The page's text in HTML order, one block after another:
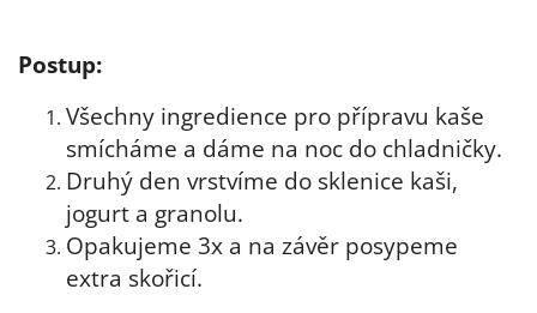
Postup:
Všechny ingredience pro přípravu kaše
smícháme a dáme na noc do chladničky.
Druhý den vrstvíme do sklenice kaši,
jogurt a granolu.
Opakujeme 3x a na závěr posypeme
extra skořicí.